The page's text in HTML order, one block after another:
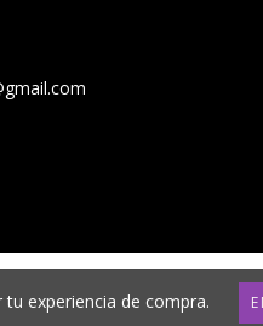
tu experiencia de compra.